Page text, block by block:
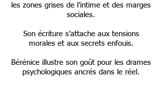
les zones grises de l’intime et des marges
sociales.
Son écriture s’attache aux tensions
morales et aux secrets enfouis.
Bérénice illustre son goût pour les drames
psychologiques ancrés dans le réel.